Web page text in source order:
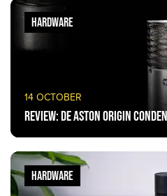
14 OCTOBER
Review: De Aston Origin
HARDWARE
HARDWARE